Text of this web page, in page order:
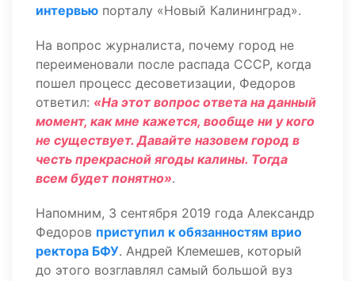
интервью порталу «Новый Калининград».
На вопрос журналиста, почему город не
переименовали после распада СССР, когда
пошел процесс десоветизации, Федоров
ответил: «На этот вопрос ответа на данный
момент, как мне кажется, вообще ни у кого
не существует. Давайте назовем город в
честь прекрасной ягоды калины. Тогда
всем будет понятно».
Напомним, 3 сентября 2019 года Александр
Федоров приступил к обязанностям врио
ректора БФУ. Андрей Клемешев, который
до этого возглавлял самый большой вуз